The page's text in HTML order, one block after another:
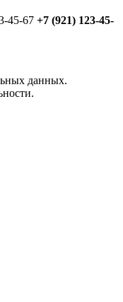
45-67 +7 (921) 123-45-
данных.